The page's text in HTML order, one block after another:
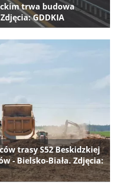
trwa budowa
GDDKIA
trasy S52 Beskidzkiej
- Bielsko-Biała. Zdjęcia: